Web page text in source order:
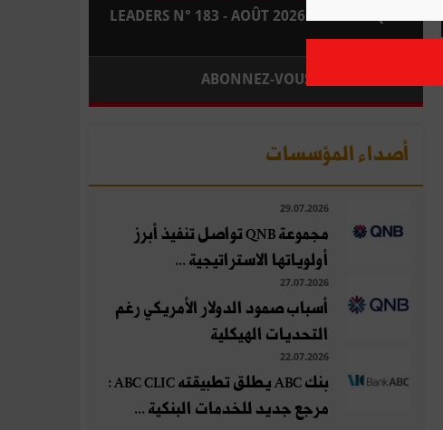
LEADERS N° 183 - AOÛT 2026 : EN KIOSQUE
ABONNEZ-VOUS
أصداء المؤسسات
29.07.2026
مجموعة QNB تواصل تنفيذ أبرز
أولوياتها الاستراتيجية ...
27.07.2026
أسباب صمود الدولار الأمريكي رغم
التحديات الهيكلية
22.07.2026
بنك ABC يطلق تطبيقته ABC CLIC :
مرجع جديد للخدمات البنكية ...